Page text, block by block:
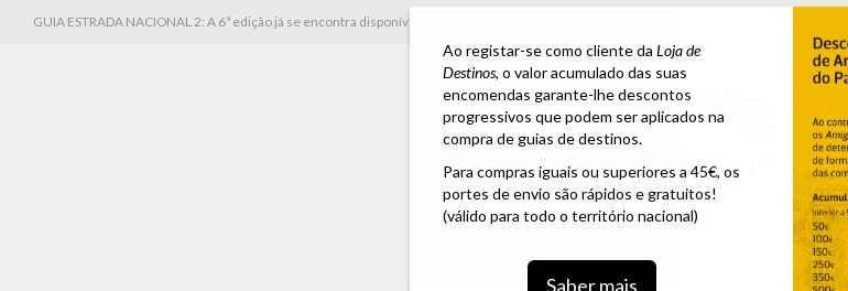
GUIA ESTRADA NACIONAL 2: A 6ª edição já se encontra disponível para encomenda
Ao registar-se como cliente da Loja de
Destinos, o valor acumulado das suas
encomendas garante-lhe descontos
progressivos que podem ser aplicados na
compra de guias de destinos.
Para compras iguais ou superiores a 45€, os
portes de envio são rápidos e gratuitos!